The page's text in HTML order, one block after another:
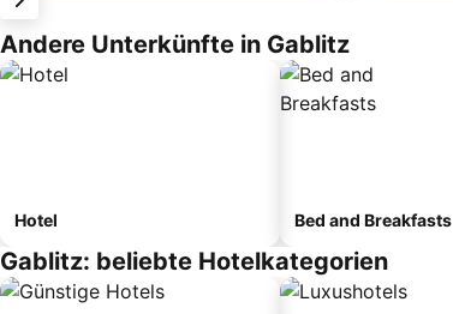
Andere Unterkünfte in Gablitz
Hotel Bed and Breakfasts
Gablitz: beliebte Hotelkategorien